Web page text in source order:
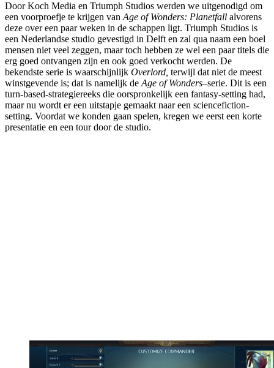
Door Koch Media en Triumph Studios werden we uitgenodigd om
een voorproefje te krijgen van Age of Wonders: Planetfall alvorens
deze over een paar weken in de schappen ligt. Triumph Studios is
een Nederlandse studio gevestigd in Delft en zal qua naam een boel
mensen niet veel zeggen, maar toch hebben ze wel een paar titels die
erg goed ontvangen zijn en ook goed verkocht werden. De
bekendste serie is waarschijnlijk Overlord, terwijl dat niet de meest
winstgevende is; dat is namelijk de Age of Wonders–serie. Dit is een
turn-based-strategiereeks die oorspronkelijk een fantasy-setting had,
maar nu wordt er een uitstapje gemaakt naar een sciencefiction-
setting. Voordat we konden gaan spelen, kregen we eerst een korte
presentatie en een tour door de studio.